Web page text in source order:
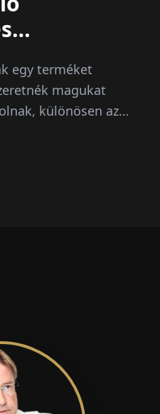
egy terméket
magukat
különösen az